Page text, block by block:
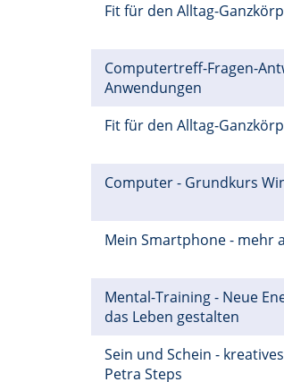
Fit für den Alltag-
Computertreff-Fragen-
Anwendungen
Fit für den Alltag-
Computer - Grundkurs
Mein Smartphone - mehr
Mental-Training - Neue
das Leben gestalten
Sein und Schein -
Petra Steps